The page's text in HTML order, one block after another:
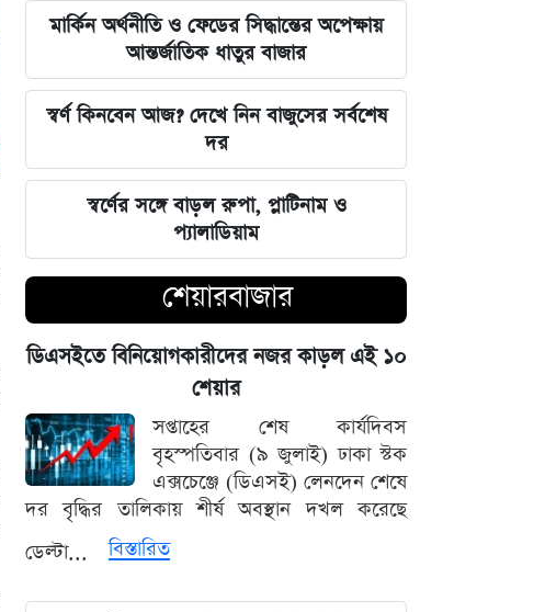
'মানুষ ভোট দিয়ে এমপি বানিয়েছে,
বিএনপিকে সত্য মেনে নিতে হবে': রুমিন
ফারহানা
৫ আগস্টের ভরদুপুরে দেশত্যাগ: গণভবন
থেকে ভারতের ফ্লাইট পর্যন্ত যা ঘটেছিল
ভারতপ্রেমী হলে দাগি আসামির অপরাধও
চোখ এড়িয়ে যায় দিল্লির: রুহুল কবির
রিজভী
বাংলাদেশ আর কোনো দেশের 'ক্লায়েন্ট স্টেট'
থাকবে না: পররাষ্ট্রমন্ত্রী ড. খলিলুর রহমান
এক ক্লিকেই ফোন-ল্যাপটপের নিয়ন্ত্রণ নিচ্ছে
হ্যাকাররা, পপ-আপ আপডেট নিয়ে কড়া
হুঁশিয়ারি
চাঁদের পৃষ্ঠে ফ্যালকন-৯ রকেটের
অনাকাঙ্ক্ষিত আঘাত
মার্কিন অর্থনীতি ও ফেডের সিদ্ধান্তের অপেক্ষায়
আন্তর্জাতিক ধাতুর বাজার
স্বর্ণ কিনবেন আজ? দেখে নিন বাজুসের সর্বশেষ
দর
স্বর্ণের সঙ্গে বাড়ল রুপা, প্লাটিনাম ও
প্যালাডিয়াম
শেয়ারবাজার
ডিএসইতে বিনিয়োগকারীদের নজর কাড়ল এই ১০
শেয়ার
সপ্তাহের শেষ কার্যদিবস
বৃহস্পতিবার (৯ জুলাই) ঢাকা স্টক
এক্সচেঞ্জে (ডিএসই) লেনদেন শেষে
দর বৃদ্ধির তালিকায় শীর্ষ অবস্থান দখল করেছে
ডেল্টা...
বিস্তারিত